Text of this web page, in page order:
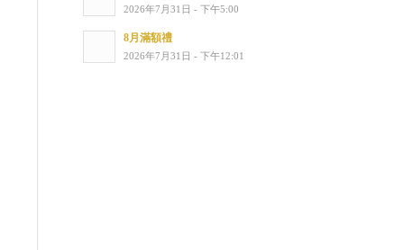
2026年7月31日 - 下午5:00
8月滿額禮
2026年7月31日 - 下午12:01